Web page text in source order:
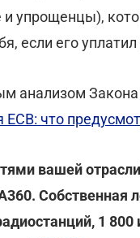
упрощенцы),
если его
анализом
ЕСВ: что
вашей
1